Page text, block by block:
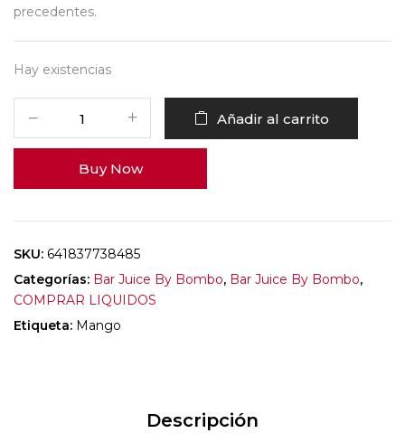
precedentes.
Hay existencias
Añadir al carrito
Buy Now
SKU: 641837738485
Categorías: Bar Juice By Bombo, Bar Juice By Bombo,
COMPRAR LIQUIDOS
Etiqueta: Mango
Descripción